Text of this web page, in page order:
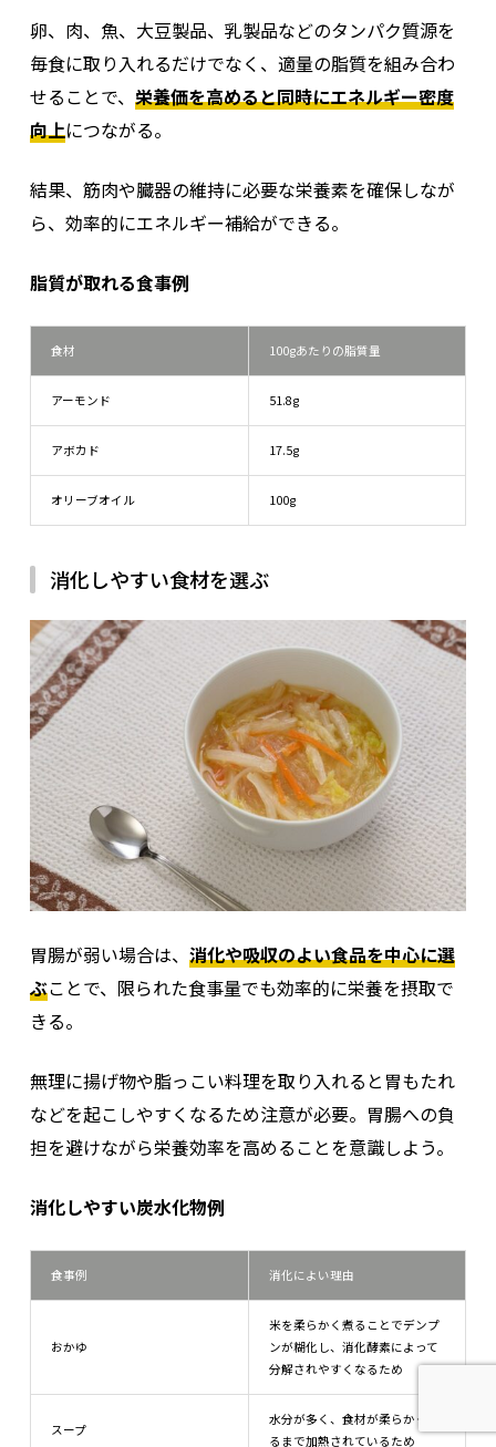
卵、肉、魚、大豆製品、乳製品などのタンパク質源を
毎食に取り入れるだけでなく、適量の脂質を組み合わ
せることで、 栄養価を高めると同時にエネルギー密度
向上につながる。
結果、筋肉や臓器の維持に必要な栄養素を確保しなが
ら、効率的にエネルギー補給ができる。
脂質が取れる食事例
食材 100gあたりの脂質量
アーモンド 51.8g
アボカド 17.5g
オリーブオイル 100g
消化しやすい食材を選ぶ
胃腸が弱い場合は、 消化や吸収のよい食品を中心に選
ぶことで、限られた食事量でも効率的に栄養を摂取で
きる。
無理に揚げ物や脂っこい料理を取り入れると胃もたれ
などを起こしやすくなるため注意が必要。胃腸への負
担を避けながら栄養効率を高めることを意識しよう。
消化しやすい炭水化物例
食事例 消化によい理由
おかゆ
米を柔らかく煮ることでデンプ
ンが糊化し、消化酵素によって
分解されやすくなるため
スープ
水分が多く、食材が柔らかくな
るまで加熱されているため